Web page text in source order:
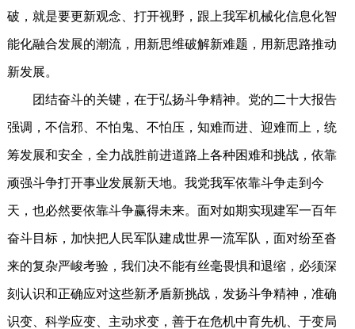
破，就是要更新观念、打开视野，跟上我军机械化信息化智
能化融合发展的潮流，用新思维破解新难题，用新思路推动
新发展。
团结奋斗的关键，在于弘扬斗争精神。党的二十大报告
强调，不信邪、不怕鬼、不怕压，知难而进、迎难而上，统
筹发展和安全，全力战胜前进道路上各种困难和挑战，依靠
顽强斗争打开事业发展新天地。我党我军依靠斗争走到今
天，也必然要依靠斗争赢得未来。面对如期实现建军一百年
奋斗目标，加快把人民军队建成世界一流军队，面对纷至沓
来的复杂严峻考验，我们决不能有丝毫畏惧和退缩，必须深
刻认识和正确应对这些新矛盾新挑战，发扬斗争精神，准确
识变、科学应变、主动求变，善于在危机中育先机、于变局